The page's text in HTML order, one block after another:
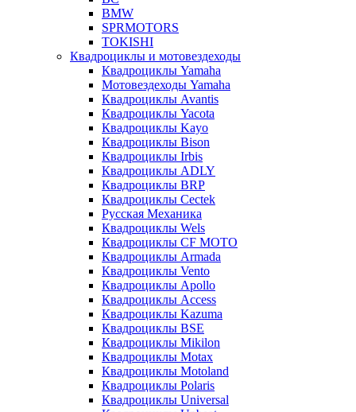
BMW
SPRMOTORS
TOKISHI
Квадроциклы и мотовездеходы
Квадроциклы Yamaha
Мотовездеходы Yamaha
Квадроциклы Avantis
Квадроциклы Yacota
Квадроциклы Kayo
Квадроциклы Bison
Квадроциклы Irbis
Квадроциклы ADLY
Квадроциклы BRP
Квадроциклы Cectek
Русская Механика
Квадроциклы Wels
Квадроциклы CF MOTO
Квадроциклы Armada
Квадроциклы Vento
Квадроциклы Apollo
Квадроциклы Access
Квадроциклы Kazuma
Квадроциклы BSE
Квадроциклы Mikilon
Квадроциклы Motax
Квадроциклы Motoland
Квадроциклы Polaris
Квадроциклы Universal